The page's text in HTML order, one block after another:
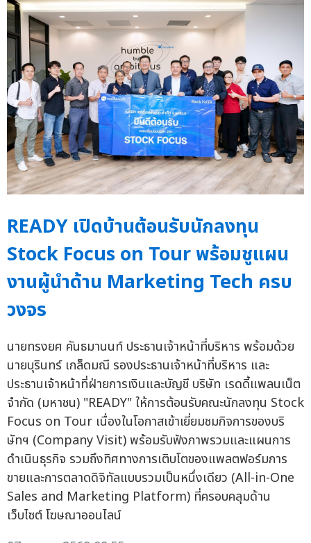
READY เปิดบ้านต้อนรับนักลงทุน
Stock Focus on Tour พร้อมชูแผน
งานผู้นำด้าน Marketing Tech ครบ
วงจร
นายทรงยศ คันธมานนท์ ประธานเจ้าหน้าที่บริหาร พร้อมด้วย
นายบุรินทร์ เกล็ดมณี รองประธานเจ้าหน้าที่บริหาร และ
ประธานเจ้าหน้าที่ฝ่ายการเงินและบัญชี บริษัท เรดดี้แพลนเน็ต
จำกัด (มหาชน) "READY" ให้การต้อนรับคณะนักลงทุน Stock
Focus on Tour เนื่องในโอกาสเข้าเยี่ยมชมกิจการของบริ
ษัทฯ (Company Visit) พร้อมรับฟังภาพรวมและแผนการ
ดำเนินธุรกิจ รวมถึงทิศทางการเติบโตของแพลตฟอร์มการ
ขายและการตลาดดิจิทัลแบบรวมเป็นหนึ่งเดียว (All-in-One
Sales and Marketing Platform) ที่ครอบคลุมด้าน
เว็บไซต์ โฆษณาออนไลน์